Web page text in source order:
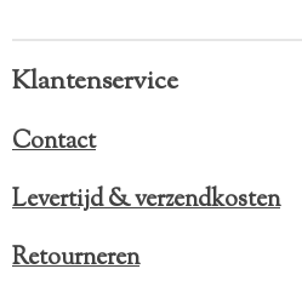
Klantenservice
Contact
Levertijd & verzendkosten
Retourneren